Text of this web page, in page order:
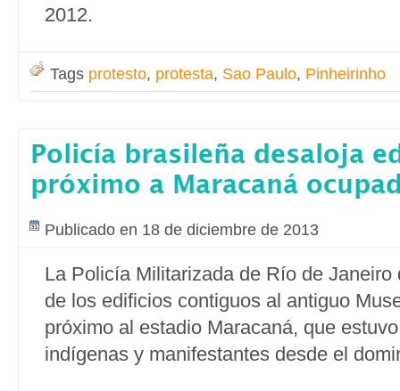
2012.
Tags protesto, protesta, Sao Paulo, Pinheirinho
Policía brasileña desaloja
próximo a Maracaná
Publicado en 18 de diciembre de 2013
La Policía Militarizada de Río de Janeiro
de los edificios contiguos al antiguo
próximo al estadio Maracaná, que
indígenas y manifestantes desde el